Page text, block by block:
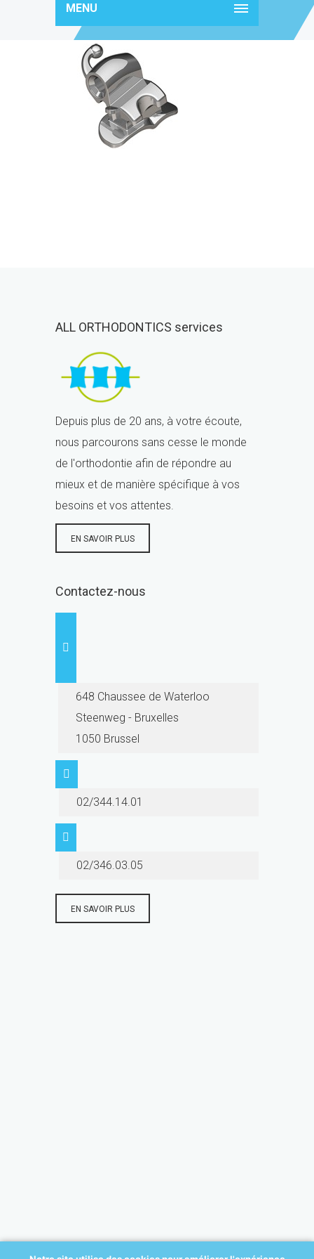
MENU
2
ALL ORTHODONTICS services
Depuis plus de 20 ans, à votre écoute,
nous parcourons sans cesse le monde
de l'orthodontie afin de répondre au
mieux et de manière spécifique à vos
besoins et vos attentes.
EN SAVOIR PLUS
Contactez-nous
648 Chaussee de Waterloo
Steenweg - Bruxelles
1050 Brussel
02/344.14.01
02/346.03.05
EN SAVOIR PLUS